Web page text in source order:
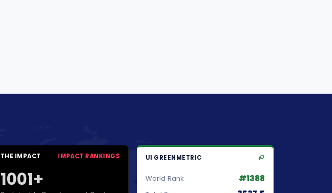
THE IMPACT IMPACT RANKINGS
1001+
UI GREENMETRIC
World Rank #1388